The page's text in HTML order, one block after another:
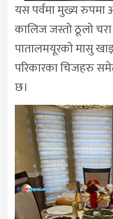
यस पर्वमा मुख्य रुपमा
कालिज जस्तो ठूलो चरा
पातालमयूरको मासु
परिकारका चिजहरु
छ।